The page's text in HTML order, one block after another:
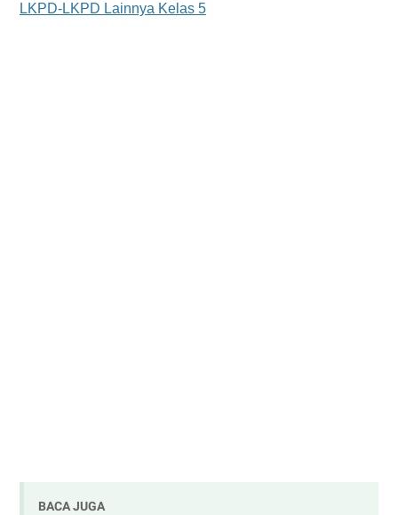
LKPD-LKPD Lainnya Kelas 5
BACA JUGA